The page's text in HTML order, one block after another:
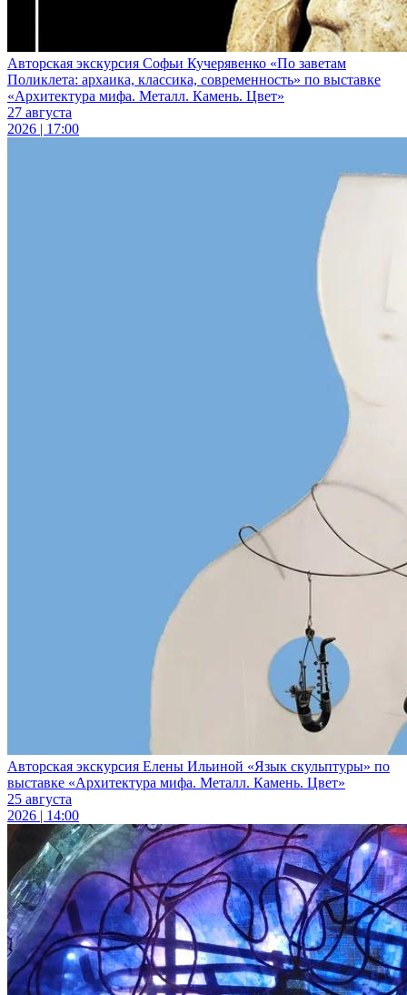
Авторская экскурсия Софьи Кучерявенко «По заветам
Поликлета: архаика, классика, современность» по выставке
«Архитектура мифа. Металл. Камень. Цвет»
27 августа
2026 | 17:00
Авторская экскурсия Елены Ильиной «Язык скульптуры» по
выставке «Архитектура мифа. Металл. Камень. Цвет»
25 августа
2026 | 14:00